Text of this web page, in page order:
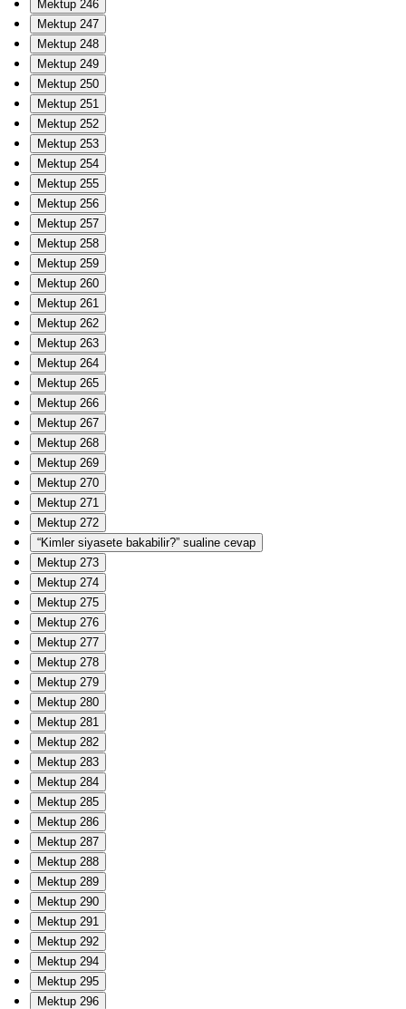
Mektup 246
Mektup 247
Mektup 248
Mektup 249
Mektup 250
Mektup 251
Mektup 252
Mektup 253
Mektup 254
Mektup 255
Mektup 256
Mektup 257
Mektup 258
Mektup 259
Mektup 260
Mektup 261
Mektup 262
Mektup 263
Mektup 264
Mektup 265
Mektup 266
Mektup 267
Mektup 268
Mektup 269
Mektup 270
Mektup 271
Mektup 272
“Kimler siyasete bakabilir?” sualine cevap
Mektup 273
Mektup 274
Mektup 275
Mektup 276
Mektup 277
Mektup 278
Mektup 279
Mektup 280
Mektup 281
Mektup 282
Mektup 283
Mektup 284
Mektup 285
Mektup 286
Mektup 287
Mektup 288
Mektup 289
Mektup 290
Mektup 291
Mektup 292
Mektup 294
Mektup 295
Mektup 296